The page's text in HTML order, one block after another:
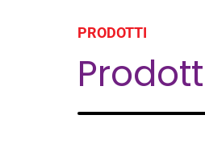
PRODOTTI